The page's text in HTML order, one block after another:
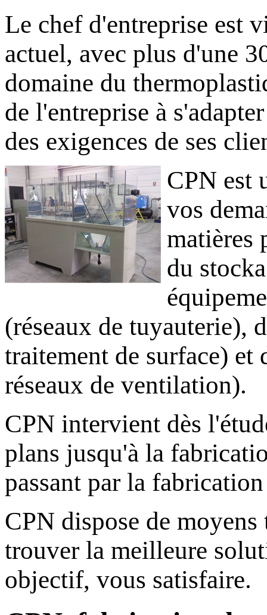
Le chef d'entreprise est
actuel, avec plus d'une
domaine du
de l'entreprise à
des exigences de ses
CPN est
vos
matières
du
(réseaux de tuyauterie),
traitement de surface)
réseaux de ventilation).
CPN intervient dès
plans jusqu'à la
passant par la
CPN dispose de
trouver la meilleure
objectif, vous satisfaire.